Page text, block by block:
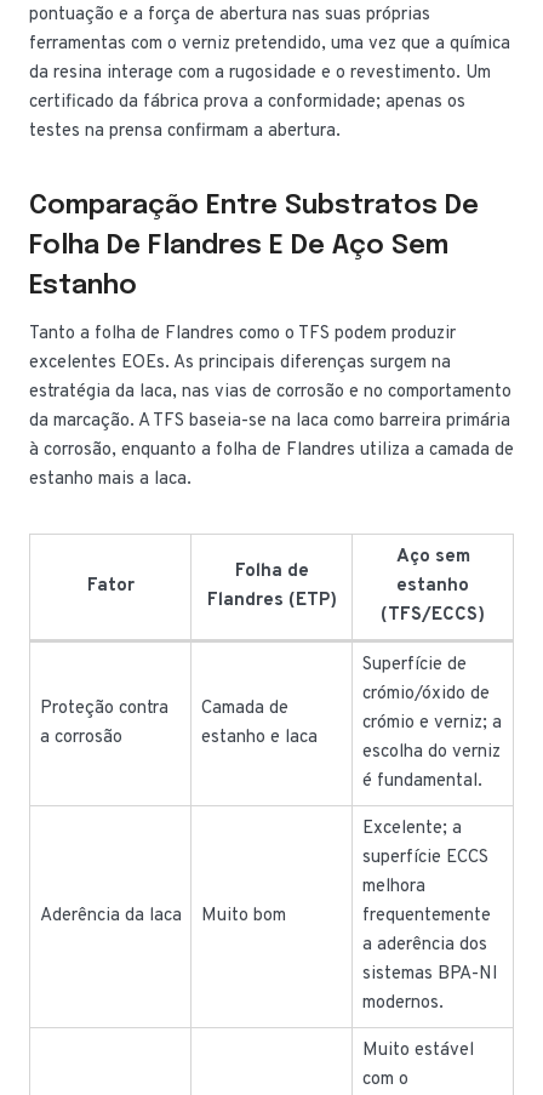
pontuação e a força de abertura nas suas próprias
ferramentas com o verniz pretendido, uma vez que a química
da resina interage com a rugosidade e o revestimento. Um
certificado da fábrica prova a conformidade; apenas os
testes na prensa confirmam a abertura.
Comparação Entre Substratos De
Folha De Flandres E De Aço Sem
Estanho
Tanto a folha de Flandres como o TFS podem produzir
excelentes EOEs. As principais diferenças surgem na
estratégia da laca, nas vias de corrosão e no comportamento
da marcação. A TFS baseia-se na laca como barreira primária
à corrosão, enquanto a folha de Flandres utiliza a camada de
estanho mais a laca.
Fator
Folha de
Flandres (ETP)
Aço sem
estanho
(TFS/ECCS)
Proteção contra
a corrosão
Camada de
estanho e laca
Superfície de
crómio/óxido de
crómio e verniz; a
escolha do verniz
é fundamental.
Aderência da laca Muito bom
Excelente; a
superfície ECCS
melhora
frequentemente
a aderência dos
sistemas BPA-NI
modernos.
Muito estável
com o